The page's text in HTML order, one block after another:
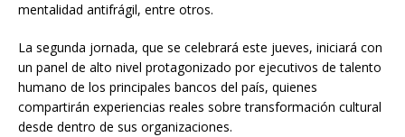
mentalidad antifrágil, entre otros.
La segunda jornada, que se celebrará este jueves, iniciará con
un panel de alto nivel protagonizado por ejecutivos de talento
humano de los principales bancos del país, quienes
compartirán experiencias reales sobre transformación cultural
desde dentro de sus organizaciones.